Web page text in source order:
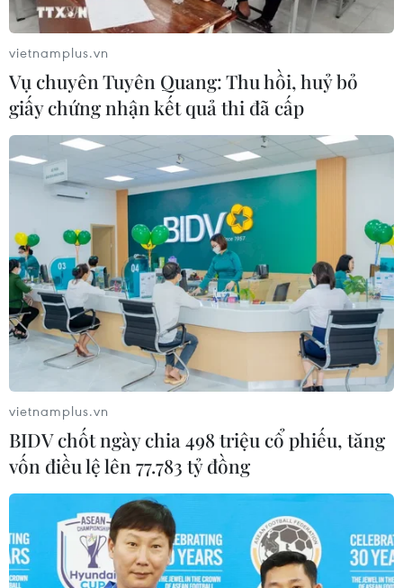
trên biển đã được tàu TRUMP SW (quốc tịch Panama)
cứu vớt và bàn giao cho lực lượng Bộ đội Biên phòng
tỉnh Bà Rịa–Vũng Tàu tại vùng biển Vũng Tàu.
Bình Định: Cấp cứu một thuyền viên nước
ngoài gặp nạn trên biển
30/03/2023 11:53
Khi tàu Miyunhe, quốc tịch Panama, qua khu vực cảng
Quy Nhơn thì bất ngờ thuyền viên Liu Aihua (46 tuổi,
quốc tịch Trung Quốc) - máy trưởng của tàu - bị hạ
đường huyết.
vietnamplus.vn
Vụ chuyên Tuyên Quang: Thu hồi, huỷ bỏ
giấy chứng nhận kết quả thi đã cấp
vietnamplus.vn
BIDV chốt ngày chia 498 triệu cổ phiếu, tăng
vốn điều lệ lên 77.783 tỷ đồng